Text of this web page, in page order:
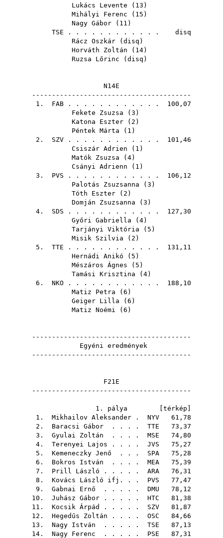
Lukács Levente ( 13 )
Mihályi Ferenc ( 15 )
Nagy Gábor ( 11 )
TSE . . . . . . . . . . . . disq
Rácz Oszkár ( disq )
Horváth Zoltán ( 14)
Ruzsa Lőrinc ( disq )
N14E
----------------------------------------
1. FAB . . . . . . . . . . . . 100,07
Fekete Zsuzsa ( 3 )
Katona Eszter ( 2 )
Péntek Márta ( 1 )
2. SZV . . . . . . . . . . . . 101,46
Csiszár Adrien ( 1 )
Matók Zsuzsa ( 4)
Csányi Adrienn ( 1 )
3. PVS . . . . . . . . . . . . 106,12
Palotás Zsuzsanna ( 3 )
Tóth Eszter ( 2 )
Domján Zsuzsanna ( 3 )
4. SDS . . . . . . . . . . . . 127,30
Győri Gabriella ( 4)
Tarjányi Viktória ( 5 )
Misik Szilvia ( 2 )
5. TTE . . . . . . . . . . . . 131,11
Hernádi Anikó ( 5 )
Mészáros Ágnes ( 5 )
Tamási Krisztina ( 4)
6. NKO . . . . . . . . . . . . 188,10
Matiz Petra ( 6 )
Geiger Lilla ( 6 )
Matiz Noémi ( 6 )
----------------------------------------
Egyéni eredmények
----------------------------------------
F21E
----------------------------------------
1. pálya [ térkép
1. Mikhailov Aleksander . NYV 61,78
2. Baracsi Gábor . . . . TTE 73,37
3. Gyulai Zoltán . . . . MSE 74,80
4. Terenyei Lajos . . . . JVS 75,27
5. Kemeneczky Jenő . . . SPA 75,28
6. Bokros István . . . . MEA 75,39
7. Prill László . . . . . ARA 76,31
8. Kovács László ifj. . . PVS 77,47
9. Gabnai Ernő . . . . . DMU 78,12
10. Juhász Gábor . . . . . HTC 81,38
11. Kocsik Árpád . . . . . SZV 81,87
12. Hegedűs Zoltán . . . . OSC 84,66
13. Nagy István . . . . . TSE 87,13
14. Nagy Ferenc . . . . . PSE 87,31